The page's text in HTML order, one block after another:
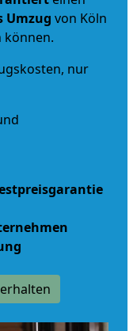
Umzug von Köln
können.
nur